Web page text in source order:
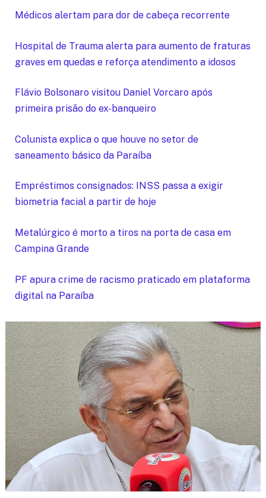
Médicos alertam para dor de cabeça recorrente
Hospital de Trauma alerta para aumento de fraturas
graves em quedas e reforça atendimento a idosos
Flávio Bolsonaro visitou Daniel Vorcaro após
primeira prisão do ex-banqueiro
Colunista explica o que houve no setor de
saneamento básico da Paraíba
Empréstimos consignados: INSS passa a exigir
biometria facial a partir de hoje
Metalúrgico é morto a tiros na porta de casa em
Campina Grande
PF apura crime de racismo praticado em plataforma
digital na Paraíba